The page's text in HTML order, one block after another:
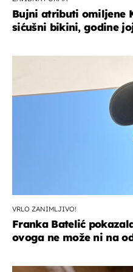
Bujni atributi omiljene
sićušni bikini, godine
VRLO ZANIMLJIVO!
Franka Batelić
ovoga ne može ni na